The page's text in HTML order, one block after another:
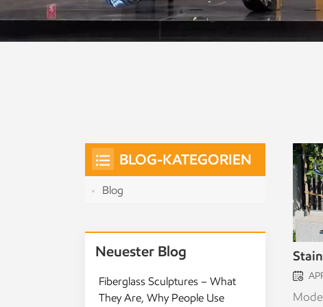
BLOG-KATEGORIEN
Blog
Neuester Blog
Fiberglass Sculptures – What
They Are, Why People Use